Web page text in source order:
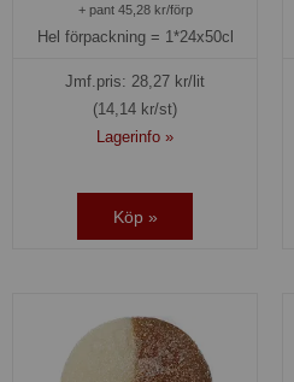
+ pant 45,28 kr/förp
Hel förpackning = 1*24x50cl
Jmf.pris: 28,27 kr/lit
(14,14 kr/st)
Lagerinfo »
Köp »